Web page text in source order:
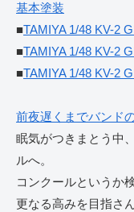
基本塗装
■TAMIYA 1/48 KV-2
■TAMIYA 1/48 KV-2
■TAMIYA 1/48 KV-2
前夜遅くまでバンド
眠気がつきまとう中
ルへ。
コンクールというか
更なる高みを目指さ